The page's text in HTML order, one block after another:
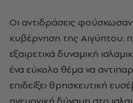
Oι αντιδράσεις
κυβέρνηση της Aιγύπτου:
εξαιρετικά δυναμική
ένα εύκολο θέμα να
επιδείξει θρησκευτική